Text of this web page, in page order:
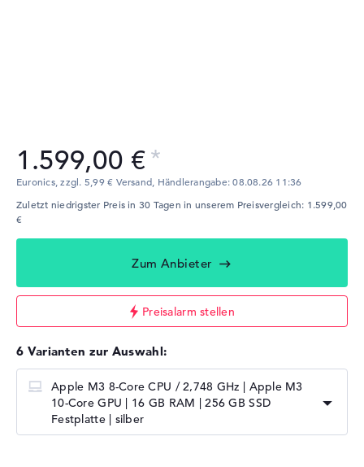
1.599,00 €
Euronics, zzgl. 5,99 € Versand, Händlerangabe:08.08.26 11:36
Zuletzt niedrigster Preis in 30 Tagen in unserem Preisvergleich: 1.599,00
€
Zum Anbieter
Preisalarm stellen
6 Varianten zur Auswahl:
Apple M3 8-Core CPU / 2,748 GHz | Apple M3
10-Core GPU | 16 GB RAM | 256 GB SSD
Festplatte | silber